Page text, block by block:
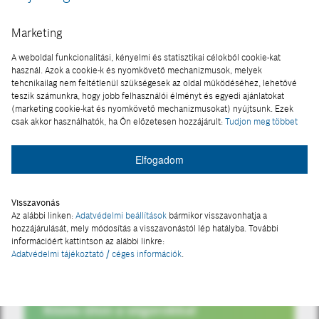
Közös úton a sógorokkal
Marketing
A weboldal funkcionalitási, kényelmi és statisztikai célokból cookie-kat
használ. Azok a cookie-k és nyomkövető mechanizmusok, melyek
tehcnikailag nem feltétlenül szükségesek az oldal működéséhez, lehetővé
teszik számunkra, hogy jobb felhasználói élményt és egyedi ajánlatokat
(marketing cookie-kat és nyomkövető mechanizmusokat) nyújtsunk. Ezek
csak akkor használhatók, ha Ön előzetesen hozzájárult: Tudjon meg többet
Elfogadom
Visszavonás
Az alábbi linken: Adatvédelmi beállítások bármikor visszavonhatja a
hozzájárulását, mely módosítás a visszavonástól lép hatályba. További
információért kattintson az alábbi linkre:
Adatvédelmi tájékoztató / céges információk.